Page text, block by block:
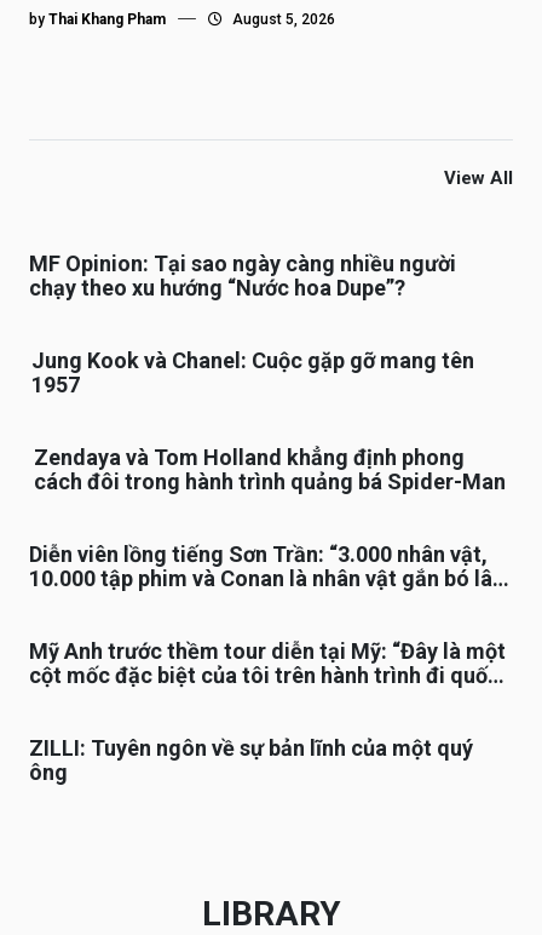
by Thai Khang Pham August 5, 2026
View All
MF Opinion: Tại sao ngày càng nhiều người
chạy theo xu hướng “Nước hoa Dupe”?
Jung Kook và Chanel: Cuộc gặp gỡ mang tên
1957
Zendaya và Tom Holland khẳng định phong
cách đôi trong hành trình quảng bá Spider-Man
Diễn viên lồng tiếng Sơn Trần: “3.000 nhân vật,
10.000 tập phim và Conan là nhân vật gắn bó lâu
Mỹ Anh trước thềm tour diễn tại Mỹ: “Đây là một
cột mốc đặc biệt của tôi trên hành trình đi quốc
ZILLI: Tuyên ngôn về sự bản lĩnh của một quý
ông
LIBRARY